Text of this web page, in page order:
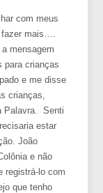
com meus
mais….
mensagem
para crianças
e me disse
crianças,
Palavra. Senti
estar
João
e não
registrá-lo com
que tenho